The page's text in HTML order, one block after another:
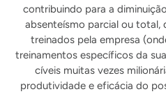
contribuindo para a
absenteísmo parcial ou total,
treinados pela empresa
treinamentos específicos da
cíveis muitas vezes
produtividade e eficácia do